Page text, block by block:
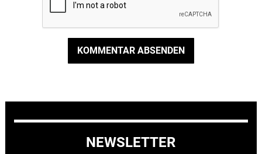
KOMMENTAR ABSENDEN
NEWSLETTER